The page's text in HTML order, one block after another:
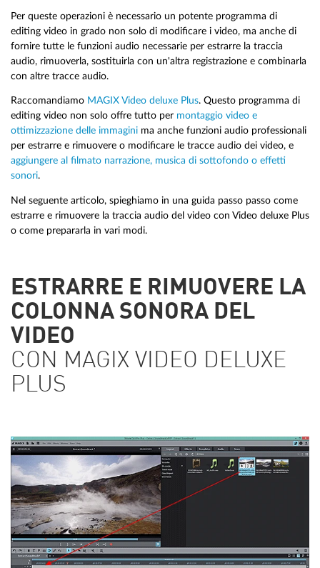
Per queste operazioni è necessario un potente programma di
editing video in grado non solo di modificare i video, ma anche di
fornire tutte le funzioni audio necessarie per estrarre la traccia
audio, rimuoverla, sostituirla con un'altra registrazione e combinarla
con altre tracce audio.
Raccomandiamo MAGIX Video deluxe Plus. Questo programma di
editing video non solo offre tutto per montaggio video e
ottimizzazione delle immagini ma anche funzioni audio professionali
per estrarre e rimuovere o modificare le tracce audio dei video, e
aggiungere al filmato narrazione, musica di sottofondo o effetti
sonori.
Nel seguente articolo, spieghiamo in una guida passo passo come
estrarre e rimuovere la traccia audio del video con Video deluxe Plus
o come prepararla in vari modi.
ESTRARRE E RIMUOVERE LA
COLONNA SONORA DEL
VIDEO
CON MAGIX VIDEO DELUXE
PLUS